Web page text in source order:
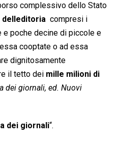
complessivo dello Stato
 compresi i
e poche decine di piccole e
cooptate o ad essa
dignitosamente
il tetto dei mille milioni di
dei giornali, ed. Nuovi
dei giornali“.